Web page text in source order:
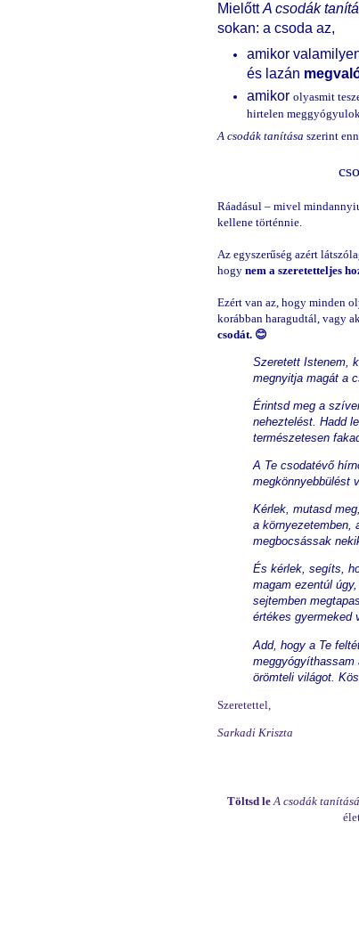
MielőttA csodák
sokan: a csoda az,
amikor
és lazán
amikor olyasmit
hirtelen
A csodák tanítása szerint
Ráadásul – mivel
kellene történnie.
Az egyszerűség azért
hogy nem a szeretetteljes
Ezért van az, hogy minden
korábban haragudtál, vagy
csodát. 😊
Szeretett Istenem,
megnyitja magát a
Érintsd meg a
neheztelést. Hadd
természetesen
A Te csodatévő
megkönnyebbülést
Kérlek, mutasd
a környezetemben,
megbocsássak
És kérlek, segíts,
magam ezentúl
sejtemben
értékes gyermeked
Add, hogy a Te
meggyógyíthassam
örömteli világot.
Szeretettel,
Sarkadi Kriszta
Töltsd le A csodák